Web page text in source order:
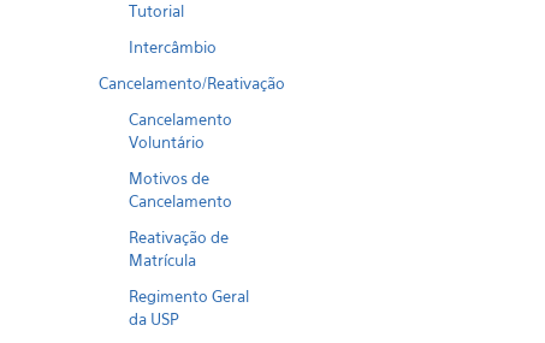
Tutorial
Intercâmbio
Cancelamento/Reativação
Cancelamento
Voluntário
Motivos de
Cancelamento
Reativação de
Matrícula
Regimento Geral
da USP